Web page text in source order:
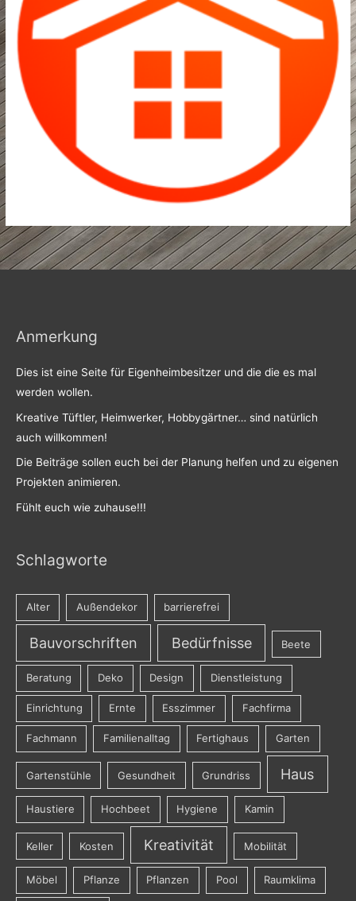
Anmerkung
Dies ist eine Seite für Eigenheimbesitzer und die die es mal
werden wollen.
Kreative Tüftler, Heimwerker, Hobbygärtner… sind natürlich
auch willkommen!
Die Beiträge sollen euch bei der Planung helfen und zu eigenen
Projekten animieren.
Fühlt euch wie zuhause!!!
Schlagworte
Alter Außendekor barrierefrei
Bauvorschriften Bedürfnisse Beete
Beratung Deko Design Dienstleistung
Einrichtung Ernte Esszimmer Fachfirma
Fachmann Familienalltag Fertighaus Garten
Gartenstühle Gesundheit Grundriss Haus
Haustiere Hochbeet Hygiene Kamin
Keller Kosten Kreativität Mobilität
Möbel Pflanze Pflanzen Pool Raumklima